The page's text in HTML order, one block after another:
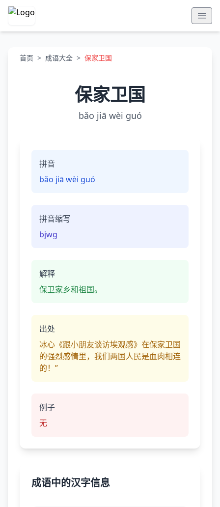
首页 > 成语大全 > 保家卫国
保家卫国
bǎo jiā wèi guó
拼音
bǎo jiā wèi guó
拼音缩写
bjwg
解释
保卫家乡和祖国。
出处
冰心《跟小朋友谈访埃观感》在保家卫国
的强烈感情里，我们两国人民是血肉相连
的！”
例子
无
成语中的汉字信息